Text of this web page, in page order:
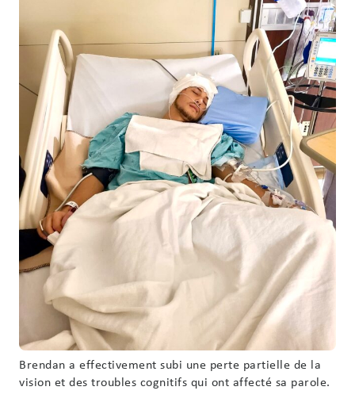
Brendan a effectivement subi une perte partielle de la
vision et des troubles cognitifs qui ont affecté sa parole.